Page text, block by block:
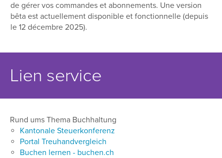
de gérer vos commandes et abonnements. Une version
bêta est actuellement disponible et fonctionnelle (depuis
le 12 décembre 2025).
Lien service
Rund ums Thema Buchhaltung
Kantonale Steuerkonferenz
Portal Treuhandvergleich
Buchen lernen - buchen.ch